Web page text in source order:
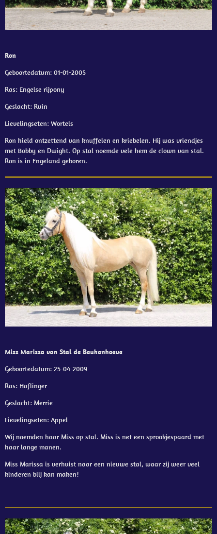
Ron
Geboortedatum: 01-01-2005
Ras: Engelse rijpony
Geslacht: Ruin
Lievelingseten: Wortels
Ron hield ontzettend van knuffelen en kriebelen. Hij was vriendjes
met Bobby en Dwight. Op stal noemde vele hem de clown van stal.
Ron is in Engeland geboren.
Miss Marissa van Stal de Beukenhoeve
Geboortedatum: 25-04-2009
Ras: Haflinger
Geslacht: Merrie
Lievelingseten: Appel
Wij noemden haar Miss op stal. Miss is net een sprookjespaard met
haar lange manen.
Miss Marissa is verhuist naar een nieuwe stal, waar zij weer veel
kinderen blij kan maken!